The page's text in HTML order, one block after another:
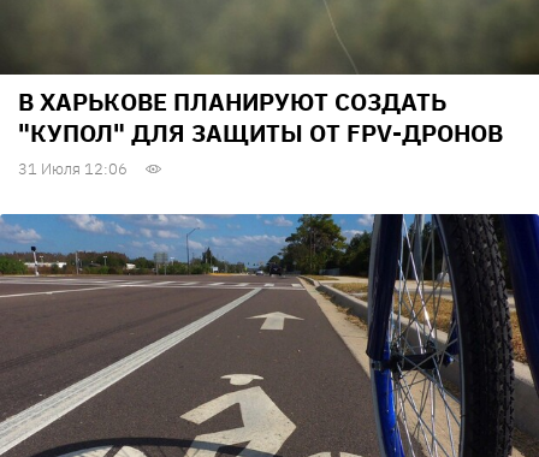
В ХАРЬКОВЕ ПЛАНИРУЮТ СОЗДАТЬ
"КУПОЛ" ДЛЯ ЗАЩИТЫ ОТ FPV-ДРОНОВ
31 Июля 12:06